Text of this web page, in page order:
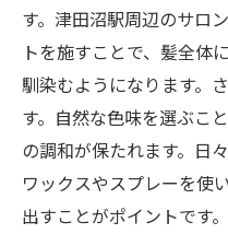
す。津田沼駅周辺のサロ
トを施すことで、髪全体
馴染むようになります。
す。自然な色味を選ぶこ
の調和が保たれます。日
ワックスやスプレーを使
出すことがポイントです